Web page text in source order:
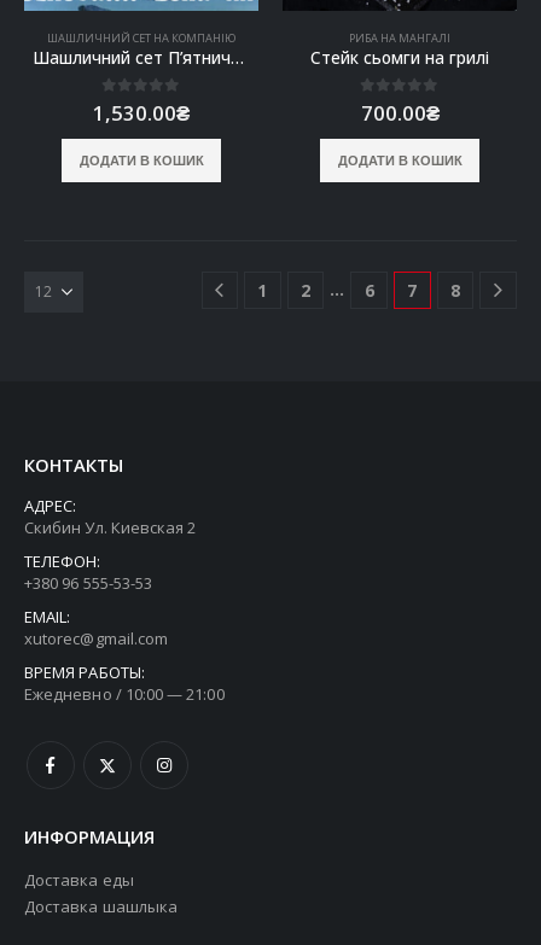
ШАШЛИЧНИЙ СЕТ НА КОМПАНІЮ
Шашличний сет П’ятничний
out of 5
1,530.00₴
ДОДАТИ В КОШИК
РИБА НА МАНГАЛІ
Стейк сьомги на грилі
0out of 5
700.00₴
ДОДАТИ В КОШИК
1 2 … 6 7 8
КОНТАКТЫ
АДРЕС:
Скибин Ул. Киевская 2
ТЕЛЕФОН:
+380 96 555-53-53
EMAIL:
xutorec@gmail.com
ВРЕМЯ РАБОТЫ:
Ежедневно / 10:00 — 21:00
ИНФОРМАЦИЯ
Доставка еды
Доставка шашлыка